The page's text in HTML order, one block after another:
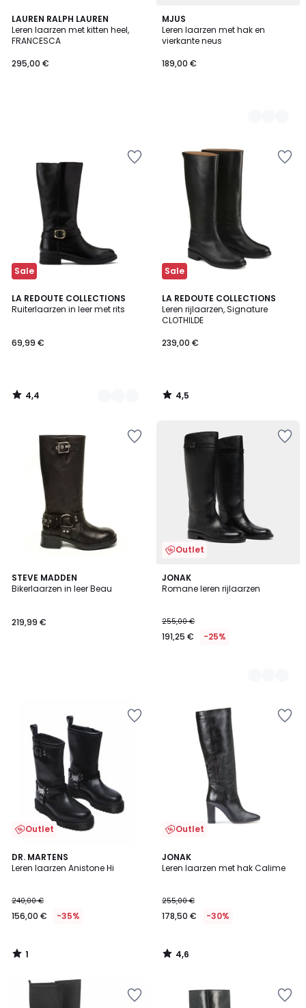
LAUREN RALPH LAUREN
Leren laarzen met kitten heel,
FRANCESCA
295,00 €
MJUS
Leren laarzen met hak en
vierkante neus
189,00 €
2
Kleuren
Sale
LA REDOUTE COLLECTIONS
Ruiterlaarzen in leer met rits
69,99 €
4,4
/ 5
2
Kleuren
4,4
/
Sale
LA REDOUTE COLLECTIONS
Leren rijlaarzen, Signature
CLOTHILDE
239,00 €
4,5
/ 5
4,5
/
STEVE MADDEN
Bikerlaarzen in leer Beau
219,99 €
Outlet
JONAK
Romane leren rijlaarzen
255,00 €
191,25 € -25%
2
Kleuren
Outlet
DR. MARTENS
Leren laarzen Anistone Hi
240,00 €
156,00 € -35%
1
/
1
/
Outlet
JONAK
Leren laarzen met hak Calime
255,00 €
178,50 € -30%
4,6
/ 5
4,6
/